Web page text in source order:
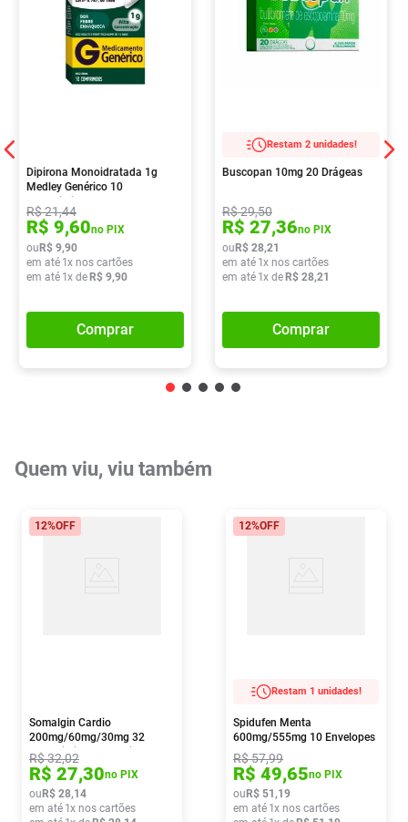
Dipirona Monoidratada 1g
Medley Genérico 10
R$21,44
R$ 9,60no PIX
ou R$ 9,90
em até 1x nos cartões
em até 1x de R$ 9,90
Comprar
Restam 2 unidades!
Buscopan 10mg 20 Drágeas
R$29,50
R$ 27,36no PIX
ou R$ 28,21
em até 1x nos cartões
em até 1x de R$ 28,21
Comprar
Quem viu, viu também
12%OFF
Somalgin Cardio
200mg/60mg/30mg 32
Comprimidos Revestidos
R$32,02
R$ 27,30no PIX
ou R$ 28,14
em até 1x nos cartões
12%OFF
Restam 1 unidades!
Spidufen Menta
600mg/555mg 10 Envelopes
De 3g
R$57,99
R$ 49,65no PIX
ou R$ 51 ,19
em até 1x nos cartões